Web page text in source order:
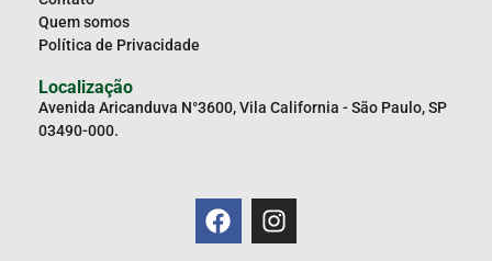
Quem somos
Política de Privacidade
Localização
Avenida Aricanduva N°3600, Vila California - São Paulo, SP
03490-000.